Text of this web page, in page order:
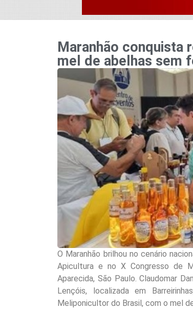
Maranhão conquista
mel de abelhas sem
O Maranhão brilhou no cenário
Apicultura e no X Congresso de
Aparecida, São Paulo. Claudomar
Lençóis, localizada em
Meliponicultor do Brasil, com o mel